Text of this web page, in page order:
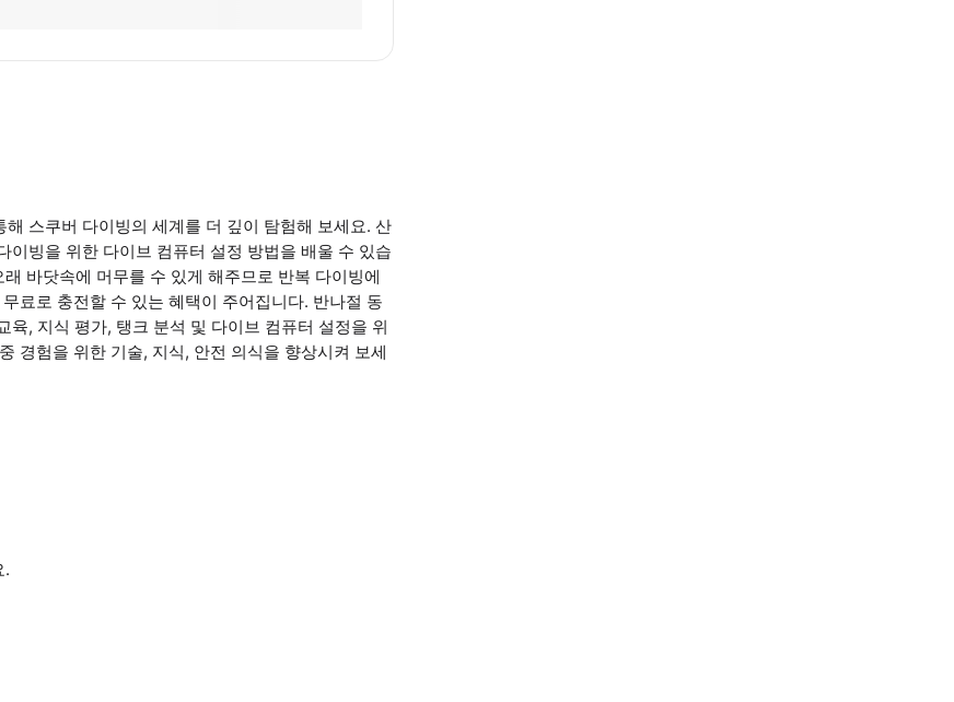
스쿠버 다이빙의 세계를 더 깊이 탐험해 보세요. 산
빙을 위한 다이브 컴퓨터 설정 방법을 배울 수 있습
바닷속에 머무를 수 있게 해주므로 반복 다이빙에
료로 충전할 수 있는 혜택이 주어집니다. 반나절 동
, 지식 평가, 탱크 분석 및 다이브 컴퓨터 설정을 위
경험을 위한 기술, 지식, 안전 의식을 향상시켜 보세
.